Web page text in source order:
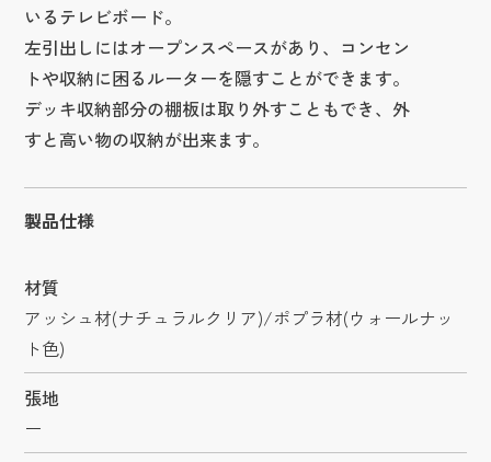
いるテレビボード。
左引出しにはオープンスペースがあり、コンセン
トや収納に困るルーターを隠すことができます。
デッキ収納部分の棚板は取り外すこともでき、外
すと高い物の収納が出来ます。
製品仕様
材質
アッシュ材(ナチュラルクリア)/ポプラ材(ウォールナッ
ト色)
張地
ー